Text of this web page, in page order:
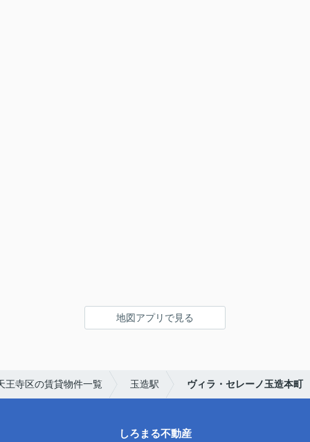
地図アプリで見る
王寺区の賃貸物件一覧 玉造駅 ヴィラ・セレーノ玉造本町
しろまる不動産